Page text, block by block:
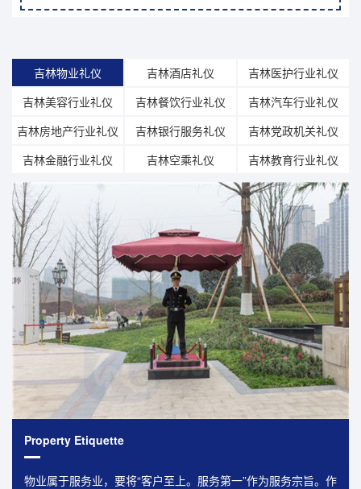
吉林物业礼仪 吉林酒店礼仪
吉林医护行业礼仪
吉林美容行业礼仪
吉林餐饮行业礼仪
吉林汽车行业礼仪
吉林房地产行业礼仪
吉林银行服务礼仪
吉林党政机关礼仪
吉林金融行业礼仪
吉林空乘礼仪 吉林教育行业礼仪
Property Etiquette
物业属于服务业，要将“客户至上。服务第一”作为服务宗旨。作